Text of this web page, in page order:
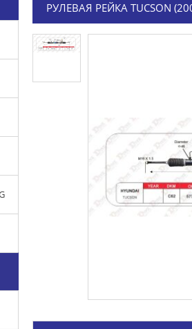
РУЛЕВАЯ РЕЙКА TUCSON